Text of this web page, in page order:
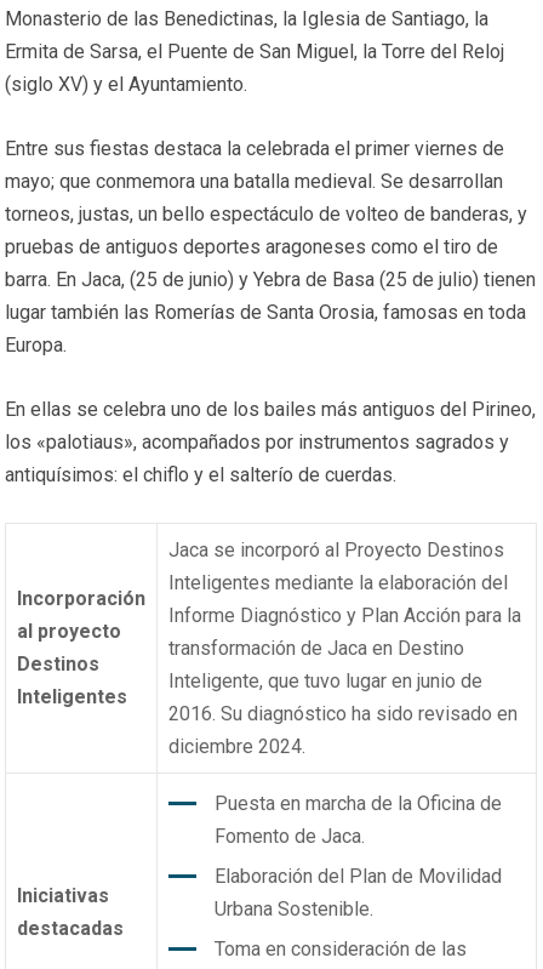
Monasterio de las Benedictinas, la Iglesia de Santiago, la
Ermita de Sarsa, el Puente de San Miguel, la Torre del Reloj
(siglo XV) y el Ayuntamiento.
Entre sus fiestas destaca la celebrada el primer viernes de
mayo; que conmemora una batalla medieval. Se desarrollan
torneos, justas, un bello espectáculo de volteo de banderas, y
pruebas de antiguos deportes aragoneses como el tiro de
barra. En Jaca, (25 de junio) y Yebra de Basa (25 de julio) tienen
lugar también las Romerías de Santa Orosia, famosas en toda
Europa.
En ellas se celebra uno de los bailes más antiguos del Pirineo,
los «palotiaus», acompañados por instrumentos sagrados y
antiquísimos: el chiflo y el salterío de cuerdas.
Incorporación
al proyecto
Destinos
Inteligentes
Jaca se incorporó al Proyecto Destinos
Inteligentes mediante la elaboración del
Informe Diagnóstico y Plan Acción para la
transformación de Jaca en Destino
Inteligente, que tuvo lugar en junio de
2016. Su diagnóstico ha sido revisado en
diciembre 2024.
Iniciativas
destacadas
Puesta en marcha de la Oficina de
Fomento de Jaca.
Elaboración del Plan de Movilidad
Urbana Sostenible.
Toma en consideración de las